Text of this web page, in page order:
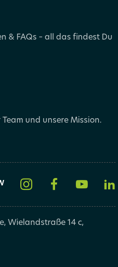
& FAQs – all das findest Du
und unsere Mission.
Wielandstraße 14 c,